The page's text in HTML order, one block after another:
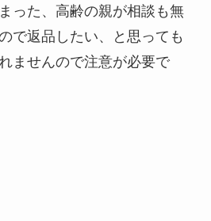
った、高齢の親が相談も無
で返品したい、と思っても
ませんので注意が必要で